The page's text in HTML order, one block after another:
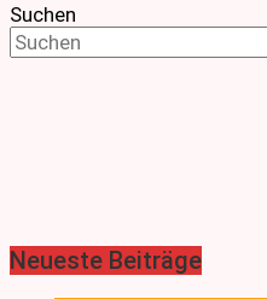
Suchen
Neueste Beiträge